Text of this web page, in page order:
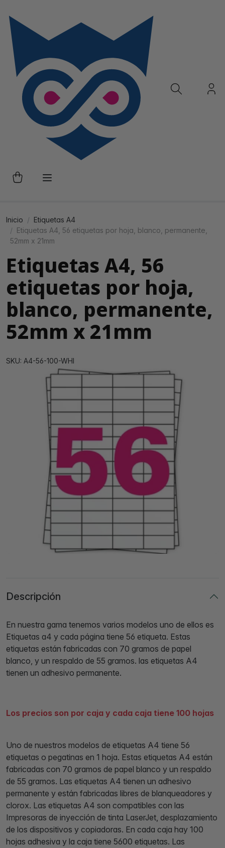
Inicio
Etiquetas A4
Etiquetas A4, 56 etiquetas por hoja, blanco, permanente,
52mm x 21mm
Etiquetas A4, 56
etiquetas por hoja,
blanco, permanente,
52mm x 21mm
SKU: A4-56-100-WHI
Descripción
En nuestra gama tenemos varios modelos uno de ellos es
Etiquetas a4 y cada página tiene 56 etiqueta. Estas
etiquetas están fabricadas con 70 gramos de papel
blanco, y un respaldo de 55 gramos. las etiquetas A4
tienen un adhesivo permanente.
Los precios son por caja y cada caja tiene 100 hojas
Uno de nuestros modelos de etiquetas A4 tiene 56
etiquetas o pegatinas en 1 hoja. Estas etiquetas A4 están
fabricadas con 70 gramos de papel blanco y un respaldo
de 55 gramos. Las etiquetas A4 tienen un adhesivo
permanente y están fabricadas libres de blanqueadores y
clorox. Las etiquetas A4 son compatibles con las
Impresoras de inyección de tinta LaserJet, desplazamiento
de los dispositivos y copiadoras. En cada caja hay 100
hojas adhesiva y la caja tiene 5600 etiquetas. Las